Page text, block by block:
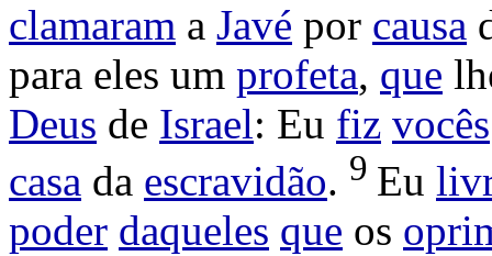
clamaram a Javé por causa
para eles um profeta, que
Deus de Israel: Eu fiz vocês
casa da escravidão. 9 Eu
poder daqueles que os